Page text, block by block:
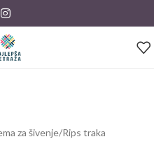
za šivenje/Rips traka